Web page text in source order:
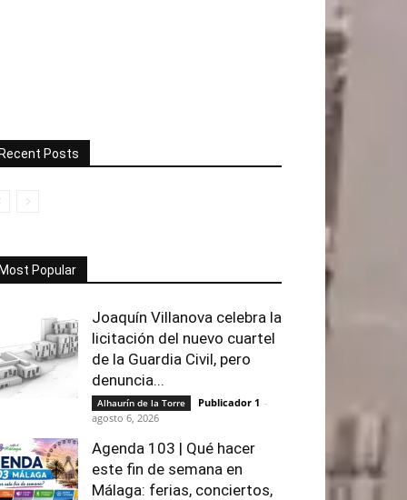
Posts
Popular
Joaquín Villanova celebra la
licitación del nuevo cuartel
de la Guardia Civil, pero
denuncia...
Alhaurín de la Torre Publicador 1 -
agosto 6, 2026
Agenda 103 | Qué hacer
este fin de semana en
Málaga: ferias, conciertos,